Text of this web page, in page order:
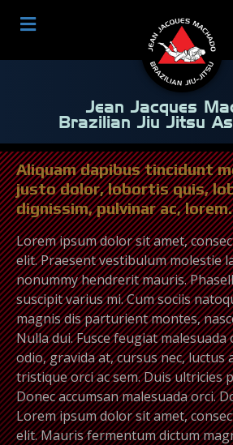
Jean Jacques
Brazilian Jiu Jitsu
Aliquam dapibus tincidunt
justo dolor, lobortis quis,
dignissim, pulvinar ac, lorem.
Lorem ipsum dolor sit amet,
elit. Praesent vestibulum molestie
nonummy hendrerit mauris.
suscipit varius mi. Cum sociis
magnis dis parturient montes,
Nulla dui. Fusce feugiat
odio, gravida at, cursus nec, luctus
tristique orci ac sem. Duis ultricies
Donec accumsan malesuada orci.
Lorem ipsum dolor sit amet,
elit. Mauris fermentum dictum